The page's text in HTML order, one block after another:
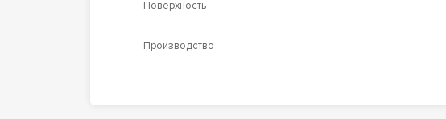
Поверхность
Производство